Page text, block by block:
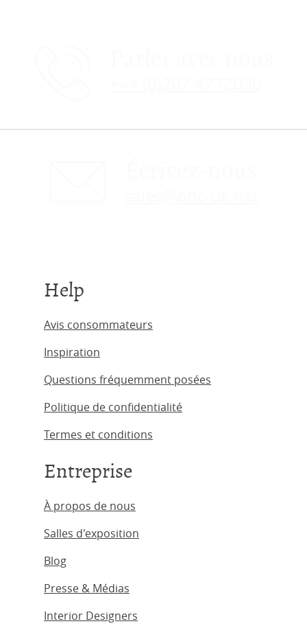
Help
Avis consommateurs
Inspiration
Questions fréquemment posées
Politique de confidentialité
Termes et conditions
Entreprise
À propos de nous
Salles d'exposition
Blog
Presse & Médias
Interior Designers